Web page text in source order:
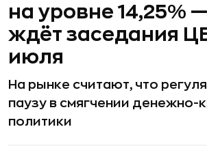
на уровне 14,25%
ждёт заседания
июля
На рынке считают, что
паузу в смягчении денежно-
политики